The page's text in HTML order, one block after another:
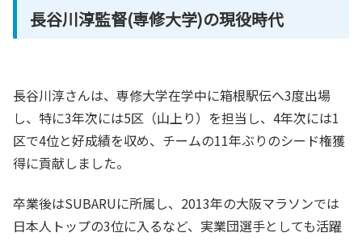
長谷川淳監督(専修大学)の現役時代
長谷川淳さんは、専修大学在学中に箱根駅伝へ3度出場
し、特に3年次には5区（山上り）を担当し、4年次には1
区で4位と好成績を収め、チームの11年ぶりのシード権獲
得に貢献しました。
卒業後はSUBARUに所属し、2013年の大阪マラソンでは
日本人トップの3位に入るなど、実業団選手としても活躍